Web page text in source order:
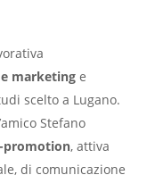
marketing e
scelto a Lugano.
Stefano
promotion, attiva
di comunicazione